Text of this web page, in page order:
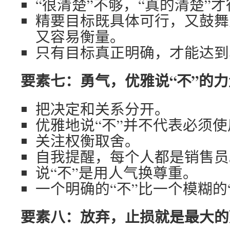
“很清楚”不够，“真的清楚”
精要目标既具体可行，又鼓
又容易衡量。
只有目标真正明确，才能达
要素七：勇气，优雅说“不”的
把决定和关系分开。
优雅地说“不”并不代表必须使
关注权衡取舍。
自我提醒，每个人都是销售
说“不”是用人气换尊重。
一个明确的“不”比一个模糊
要素八：放弃，止损就是最大